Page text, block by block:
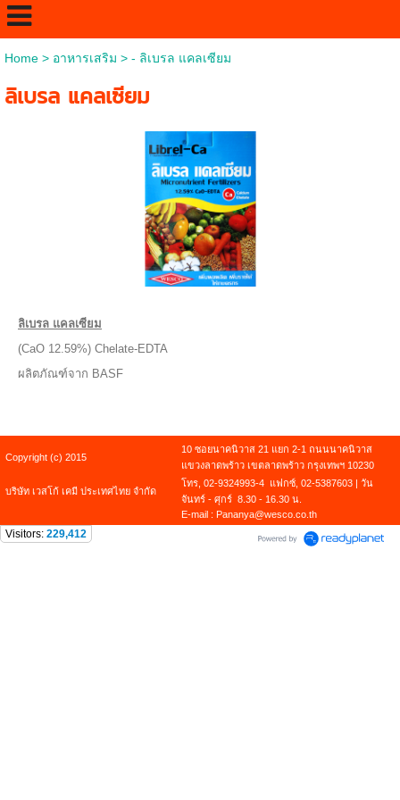
Home> อาหารเสริม > - ลิเบรล แคลเซียม
ลิเบรล แคลเซียม
ลิเบรล แคลเซียม
(CaO 12.59%) Chelate-EDTA
ผลิตภัณฑ์จาก BASF
Copyright (c) 2015
10 ซอยนาคนิวาส 21 แยก 2-1 ถนนนาคนิวาส
แขวงลาดพร้าว เขตลาดพร้าว กรุงเทพฯ 10230
บริษัท เวสโก้ เคมี ประเทศไทย จำกัด
โทร, 02-9324993-4 แฟกซ์, 02-5387603 | วัน
จันทร์ - ศุกร์ 8.30 - 16.30 น.
E-mail : Pananya@wesco.co.th
Visitors: 229,412